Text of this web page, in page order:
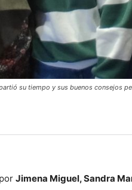
su tiempo y sus buenos consejos
Jimena Miguel, Sandra